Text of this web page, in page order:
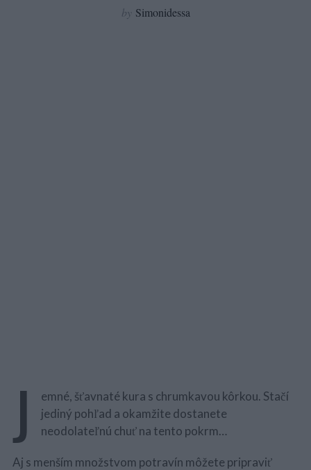
by Simonidessa
J
emné, šťavnaté kura s chrumkavou kôrkou. Stačí
jediný pohľad a okamžite dostanete
neodolateľnú chuť na tento pokrm…
Aj s menším množstvom potravín môžete pripraviť